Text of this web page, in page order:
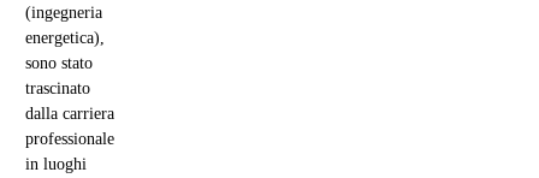
(ingegneria
energetica),
sono stato
trascinato
dalla carriera
professionale
in luoghi